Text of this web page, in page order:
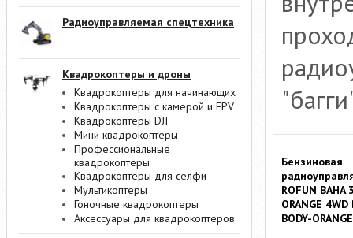
Радиоуправляемая спецтехника
Квадрокоптеры и дроны
Квадрокоптеры для начинающих
Квадрокоптеры с камерой и FPV
Квадрокоптеры DJI
Мини квадрокоптеры
Профессиональные
квадрокоптеры
Квадрокоптеры для селфи
Мультикоптеры
Гоночные квадрокоптеры
Аксессуары для квадрокоптеров
Бензиновая
ROFUN BAHA
ORANGE
BODY-ORANGE